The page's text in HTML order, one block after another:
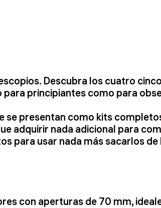
Descubra los cuatro
para principiantes como para
se presentan como kits
adquirir nada adicional para
para usar nada más sacarlos
con aperturas de 70 mm,